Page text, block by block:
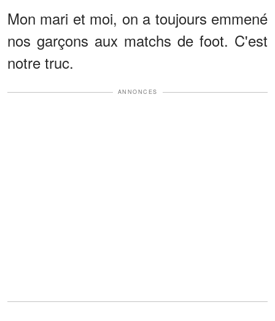
Mon mari et moi, on a toujours emmené
nos garçons aux matchs de foot. C'est
notre truc.
ANNONCES